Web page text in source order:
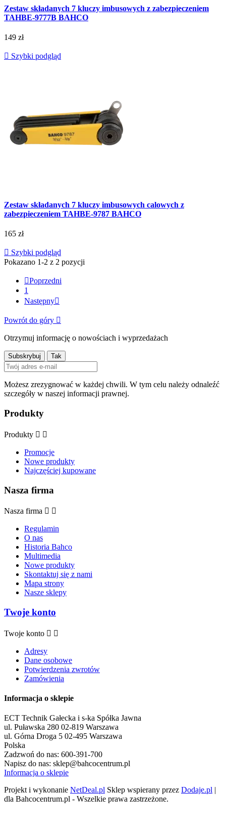
Zestaw składanych 7 kluczy imbusowych z zabezpieczeniem
TAHBE-9777B BAHCO
149 zł
 Szybki podgląd
Zestaw składanych 7 kluczy imbusowych calowych z
zabezpieczeniem TAHBE-9787 BAHCO
165 zł
 Szybki podgląd
Pokazano 1-2 z 2 pozycji
Poprzedni
1
Następny
Powrót do góry 
Otrzymuj informację o nowościach i wyprzedażach
Możesz zrezygnować w każdej chwili. W tym celu należy odnaleźć
szczegóły w naszej informacji prawnej.
Produkty
Produkty  
Promocje
Nowe produkty
Najczęściej kupowane
Nasza firma
Nasza firma  
Regulamin
O nas
Historia Bahco
Multimedia
Nowe produkty
Skontaktuj się z nami
Mapa strony
Nasze sklepy
Twoje konto
Twoje konto  
Adresy
Dane osobowe
Potwierdzenia zwrotów
Zamówienia
Informacja o sklepie
ECT Technik Gałecka i s-ka Spółka Jawna
ul. Puławska 280 02-819 Warszawa
ul. Górna Droga 5 02-495 Warszawa
Polska
Zadzwoń do nas: 600-391-700
Napisz do nas: sklep@bahcocentrum.pl
Informacja o sklepie
Projekt i wykonanie NetDeal.pl Sklep wspierany przez Dodaje.pl |
dla Bahcocentrum.pl - Wszelkie prawa zastrzeżone.